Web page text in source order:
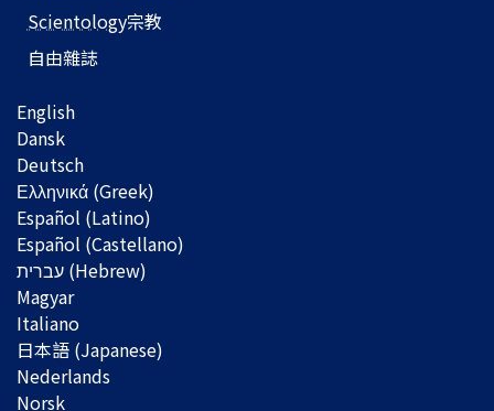
Scientology宗教
自由雜誌
English
Dansk
Deutsch
Ελληνικά (Greek)
Español (Latino)
Español (Castellano)
Magyar
Italiano
日本語 (Japanese)
Nederlands
Norsk